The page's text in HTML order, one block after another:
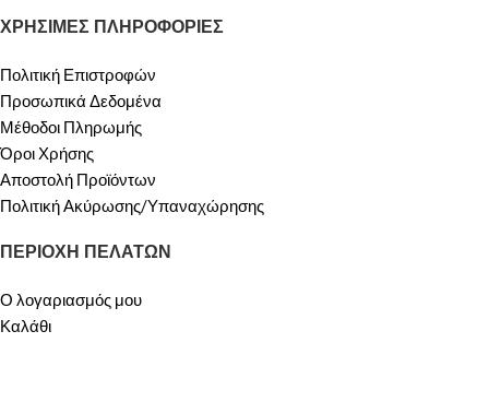
ΧΡΗΣΙΜΕΣ ΠΛΗΡΟΦΟΡΙΕΣ
Πολιτική Επιστροφών
Προσωπικά Δεδομένα
Μέθοδοι Πληρωμής
Όροι Χρήσης
Αποστολή Προϊόντων
Πολιτική Ακύρωσης/Υπαναχώρησης
ΠΕΡΙΟΧΗ ΠΕΛΑΤΩΝ
Ο λογαριασμός μου
Καλάθι